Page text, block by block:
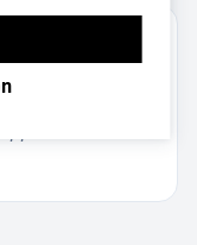
foreløpig ikke
set by third-party
as Google